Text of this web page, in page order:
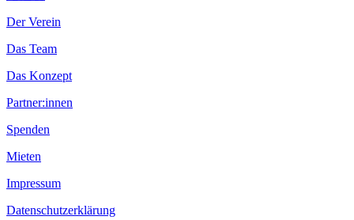
Der Verein
Das Team
Das Konzept
Partner:innen
Spenden
Mieten
Impressum
Datenschutzerklärung